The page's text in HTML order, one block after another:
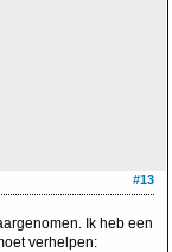
#13
Ik heb een
verhelpen: